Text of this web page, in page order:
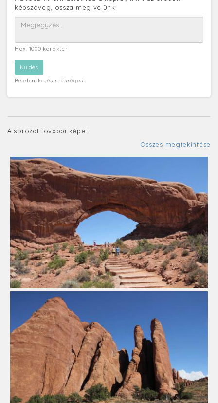
képszöveg, ossza meg velünk!
Max. 1000 karakter
Bejelentkezés szükséges!
A sorozat további képei:
Összes megtekintése